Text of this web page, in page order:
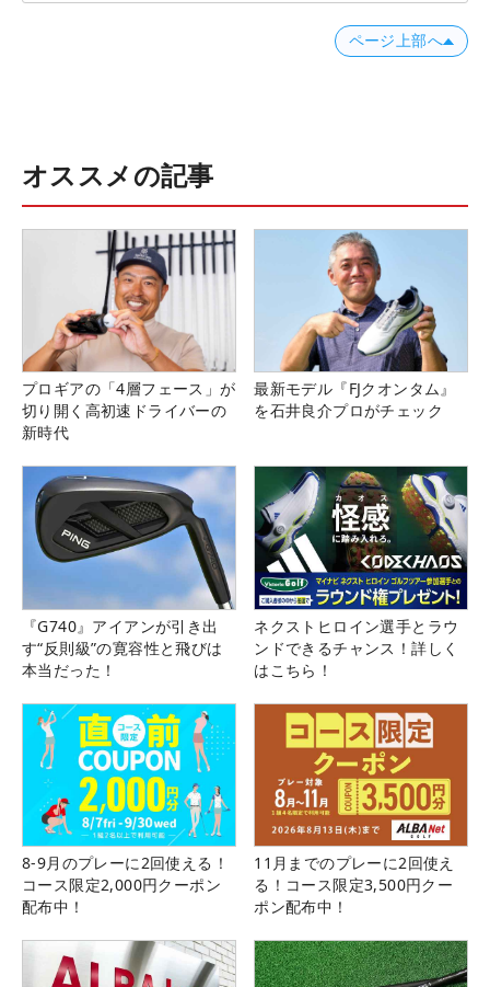
ページ上部へ
オススメの記事
プロギアの「4層フェース」が
切り開く高初速ドライバーの
新時代
最新モデル『FJクオンタム』
を石井良介プロがチェック
『G740』アイアンが引き出
す“反則級”の寛容性と飛びは
本当だった！
ネクストヒロイン選手とラウ
ンドできるチャンス！詳しく
はこちら！
8-9月のプレーに2回使える！
コース限定2,000円クーポン
配布中！
11月までのプレーに2回使え
る！コース限定3,500円クー
ポン配布中！